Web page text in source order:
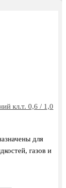
кл.т. 0,6 / 1,0
для
газов и